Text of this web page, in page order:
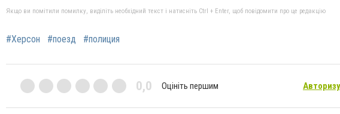
Якщо ви помітили помилку, виділіть необхідний текст і натисніть Ctrl + Enter, щоб повідомити про це редакцію
#Херсон #поезд #полиция
0,0 Оцініть першим